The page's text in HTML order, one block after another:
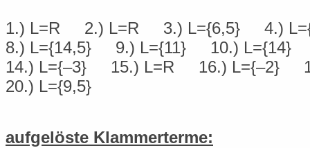
1.) L=R 2.) L=R 3.) L={6,5}
4.)
8.) L={14,5}
9.) L={11}
10.) L={14}
14.) L={–3}
15.) L=R 16.) L={–2}
20.) L={9,5}
aufgelöste Klammerterme: